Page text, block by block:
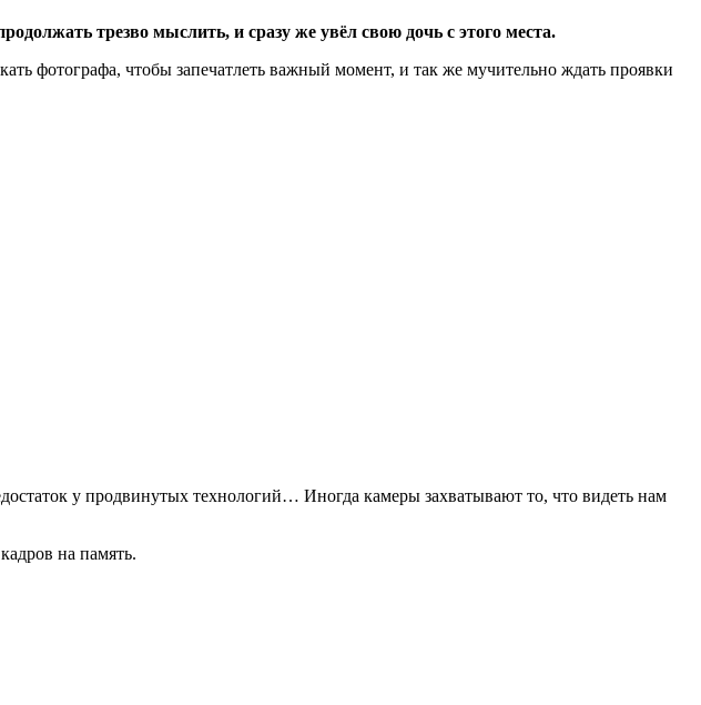
трезво мыслить, и сразу же увёл свою дочь с этого места.
фотографа, чтобы запечатлеть важный момент, и так же мучительно ждать проявки
у продвинутых технологий… Иногда камеры захватывают то, что видеть нам
на память.